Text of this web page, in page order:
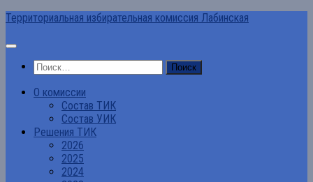
Перейти
содержимому
Территориальная избирательная комиссия Лабинская
Найти:
О комиссии
Состав ТИК
Состав УИК
Решения ТИК
2026
2025
2024